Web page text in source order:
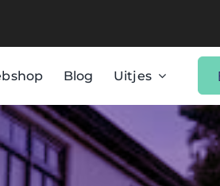
Blog Uitjes